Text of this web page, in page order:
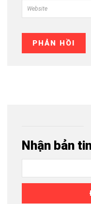
Nhận bản